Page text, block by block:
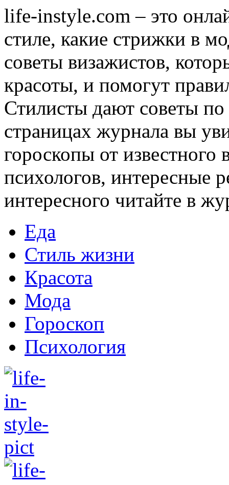
life-instyle.com – это
стиле, какие стрижки в
советы визажистов,
красоты, и помогут
Стилисты дают советы
страницах журнала вы
гороскопы от известного
психологов, интересные
интересного читайте в
Еда
Стиль жизни
Красота
Мода
Гороскоп
Психология